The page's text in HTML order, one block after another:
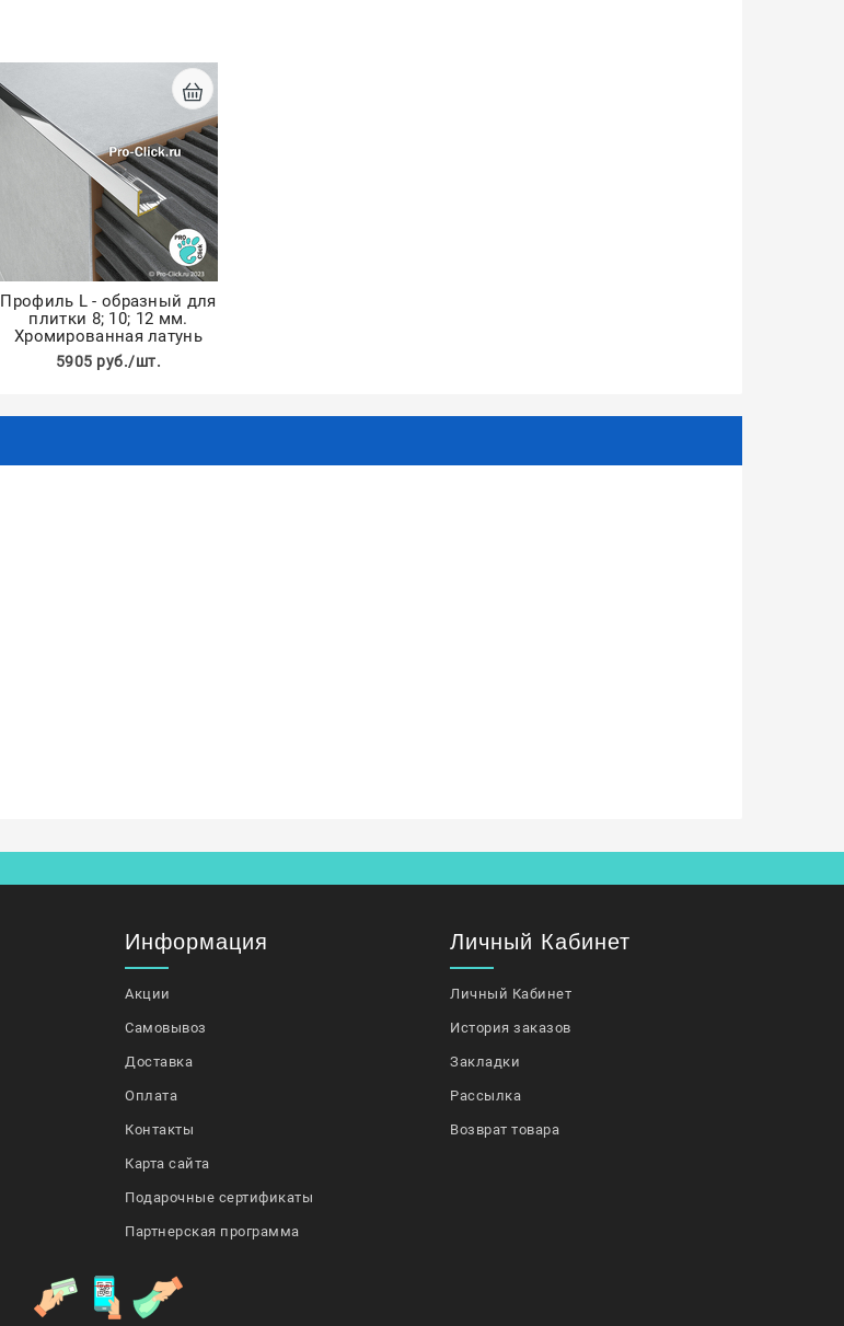
Профиль L - образный для
плитки 8; 10; 12 мм.
Хромированная латунь
5905 руб./шт.
Информация
Акции
Самовывоз
Доставка
Оплата
Контакты
Карта сайта
Подарочные сертификаты
Партнерская программа
Личный Кабинет
Личный Кабинет
История заказов
Закладки
Рассылка
Возврат товара